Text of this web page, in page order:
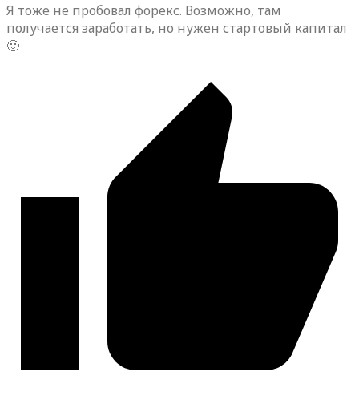
Я тоже не пробовал форекс. Возможно, там
получается заработать, но нужен стартовый капитал
🙂